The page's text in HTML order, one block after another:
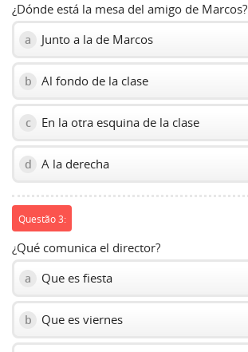
¿Dónde está la mesa del amigo de Marcos?
a Junto a la de Marcos
b Al fondo de la clase
c En la otra esquina de la clase
d A la derecha
Questão 3:
¿Qué comunica el director?
a Que es fiesta
b Que es viernes